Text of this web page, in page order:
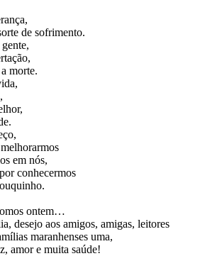
de sofrimento.
morte.
em nós,
conhecermos
ontem…
desejo aos amigos, amigas, leitores
maranhenses uma,
amor e muita saúde!